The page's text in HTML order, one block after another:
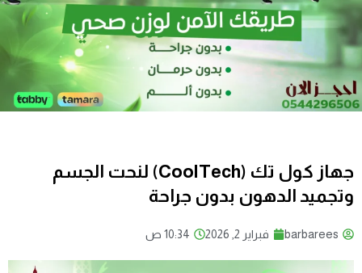
جهاز كول تك (CoolTech) لنحت الجسم
وتجميد الدهون بدون جراحة
barbarees فبراير 2, 2026 10:34 ص